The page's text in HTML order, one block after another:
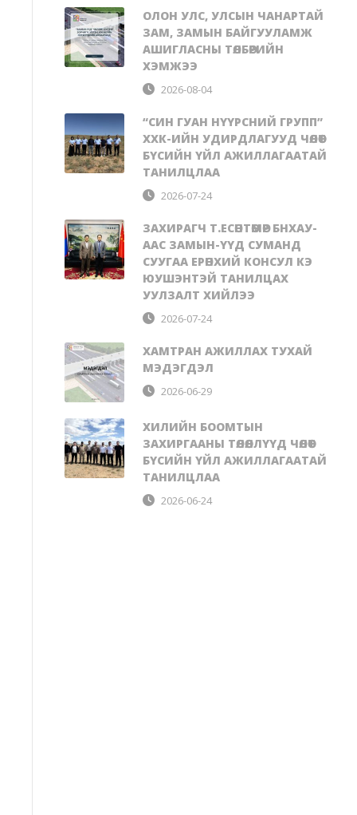
ОЛОН УЛС, УЛСЫН ЧАНАРТАЙ
ЗАМ, ЗАМЫН БАЙГУУЛАМЖ
АШИГЛАСНЫ ТӨЛБӨРИЙН
ХЭМЖЭЭ
2026-08-04
“СИН ГУАН НҮҮРСНИЙ ГРУПП”
ХХК-ИЙН УДИРДЛАГУУД ЧӨЛӨӨТ
БҮСИЙН ҮЙЛ АЖИЛЛАГААТАЙ
ТАНИЛЦЛАА
2026-07-24
ЗАХИРАГЧ Т.ЕСӨНТӨМӨР БНХАУ-
ААС ЗАМЫН-ҮҮД СУМАНД
СУУГАА ЕРӨНХИЙ КОНСУЛ КЭ
ЮУШЭНТЭЙ ТАНИЛЦАХ
УУЛЗАЛТ ХИЙЛЭЭ
2026-07-24
ХАМТРАН АЖИЛЛАХ ТУХАЙ
МЭДЭГДЭЛ
2026-06-29
ХИЛИЙН БООМТЫН
ЗАХИРГААНЫ ТӨЛӨӨЛЛҮҮД ЧӨЛӨӨТ
БҮСИЙН ҮЙЛ АЖИЛЛАГААТАЙ
ТАНИЛЦЛАА
2026-06-24